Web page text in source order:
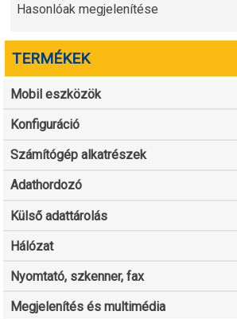
Hasonlóak megjelenítése
TERMÉKEK
Mobil eszközök
Konfiguráció
Számítógép alkatrészek
Adathordozó
Külső adattárolás
Hálózat
Nyomtató, szkenner, fax
Megjelenítés és multimédia